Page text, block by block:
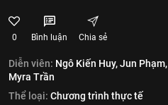
0 Bình luận Chia sẻ
Diễn viên: Ngô Kiến Huy,Jun Phạm,
Myra Trần
Thể loại: Chương trình thực tế